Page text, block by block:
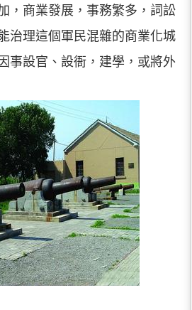
，商業發展，事務繁多，詞訟
治理這個軍民混雜的商業化城
事設官、設衙，建學，或將外